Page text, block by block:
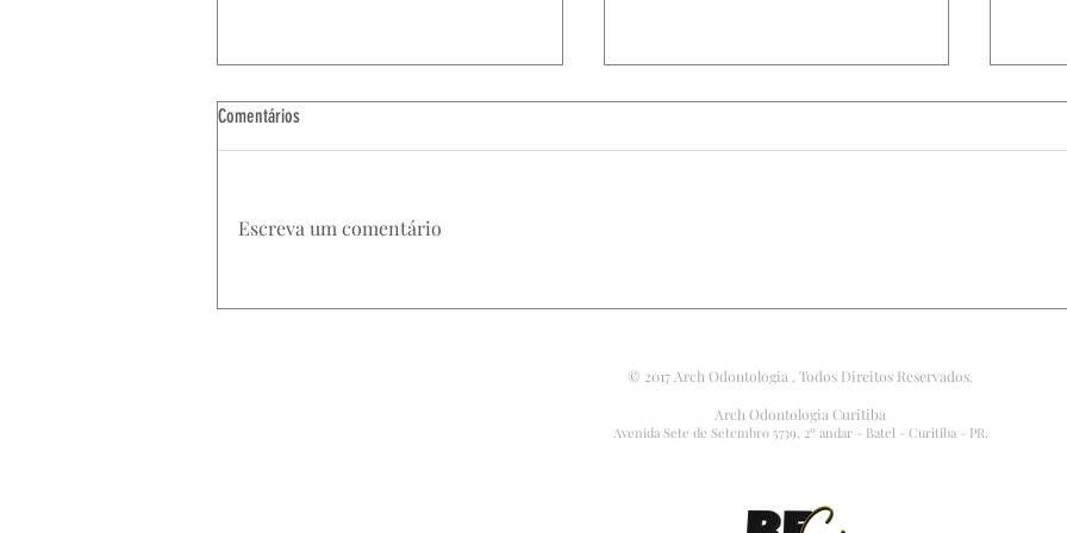
Comentários
Escreva um comentário
© 2017 Arch Odontologia . Todos Direitos Reservados.
Arch Odontologia Curitiba
Avenida Sete de Setembro 5739, 2º andar - Batel - Curitiba - PR.